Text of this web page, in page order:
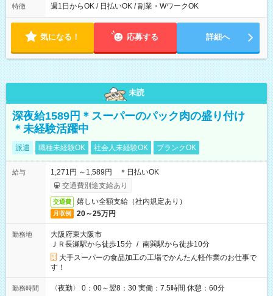
ら翌7時 ■23時から翌8時 ■24時から翌9時 など ※上記の時間
ます。 ※曜日固定（毎週同じ曜日での勤務となります）
特徴 週1日からOK / 日払いOK / 副業・WワークOK
気になる！ 応募する 詳細へ
未読
深夜給1589円＊スーパーのパック肉の盛り付け
＊未経験活躍中
派遣 職種未経験OK 社会人未経験OK ブランクOK
給与
1,271円 ～1,589円 ＊日払いOK
交通費別途支給あり
交通費 嬉しい全額支給（社内規定あり）
月収例 20～25万円
勤務地
大阪府東大阪市
ＪＲ長瀬駅から徒歩15分 / 南巽駅から徒歩10分
大手スーパーの食品加工の工場でかんたん軽作業のお仕事で
す！
勤務時間 〈夜勤〉 0：00～翌8：30 実働：7.5時間 休憩：60分